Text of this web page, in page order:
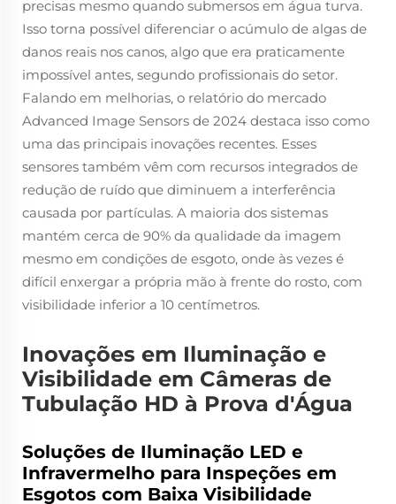
precisas mesmo quando submersos em água turva.
Isso torna possível diferenciar o acúmulo de algas de
danos reais nos canos, algo que era praticamente
impossível antes, segundo profissionais do setor.
Falando em melhorias, o relatório do mercado
Advanced Image Sensors de 2024 destaca isso como
uma das principais inovações recentes. Esses
sensores também vêm com recursos integrados de
redução de ruído que diminuem a interferência
causada por partículas. A maioria dos sistemas
mantém cerca de 90% da qualidade da imagem
mesmo em condições de esgoto, onde às vezes é
difícil enxergar a própria mão à frente do rosto, com
visibilidade inferior a 10 centímetros.
Inovações em Iluminação e
Visibilidade em Câmeras de
Tubulação HD à Prova d'Água
Soluções de Iluminação LED e
Infravermelho para Inspeções em
Esgotos com Baixa Visibilidade